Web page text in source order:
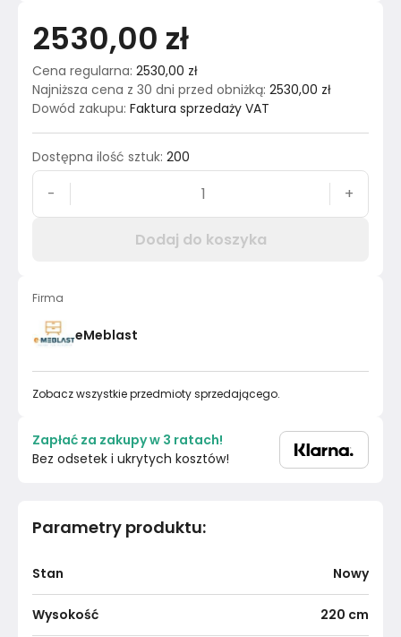
Parametry produktu:
Stan Nowy
Wysokość 220 cm
2530,00 zł
Cena regularna: 2530,00 zł
Najniższa cena z 30 dni przed obniżką: 2530,00 zł
Dowód zakupu: Faktura sprzedaży VAT
Dostępna ilość sztuk: 200
- +
Dodaj do koszyka
Firma
eMeblast
Zobacz wszystkie przedmioty sprzedającego.
Zapłać za zakupy w 3 ratach!
Bez odsetek i ukrytych kosztów!